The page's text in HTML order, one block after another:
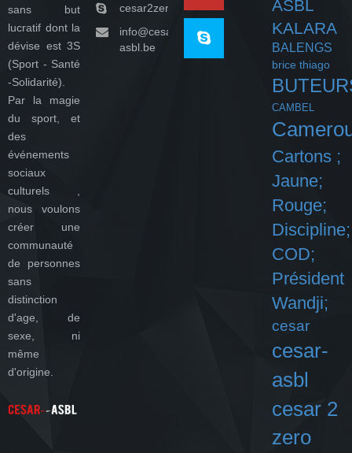
sans but
lucratif dont la
dévise est 3S
(Sport - Santé
-Solidarité).
Par la magie
du sport, et
des
événements
sociaux
culturels ,
nous voulons
créer une
communauté
de personnes
sans
distinction
d'age, de
sexe, ni
même
d'origine.
cesar2zeroasbl
info@cesar-
asbl.be
ASBL
KALARA
BALENGS
brice thiago
CAMBEL
Cartons ;
Jaune;
Rouge;
Discipline;
COD;
Président
Wandji;
cesar
cesar-
asbl
cesar 2
zero